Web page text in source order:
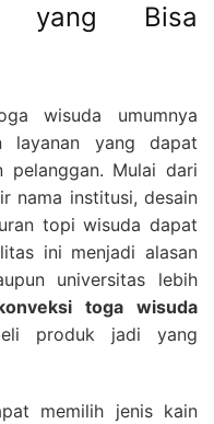
yang Bisa
wisuda umumnya
layanan yang dapat
pelanggan. Mulai dari
nama institusi, desain
topi wisuda dapat
ini menjadi alasan
universitas lebih
toga wisuda
produk jadi yang
memilih jenis kain